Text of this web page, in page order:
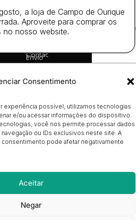
Consentimento
experiência possível, utilizamos tecnologias
e/ou acessar informações do dispositivo.
você nos permite processar dados
ou IDs exclusivos neste site. A
consentimento pode afetar negativamente
Aceitar
Negar
Eventos
Prémio
Ulysses
Contactos
Envio
de
Candidatura
de
de
Livrarias
Cookies
(EU)
os
direitos
a loja de Campo de Ourique
Aproveite para comprar os
no nosso website.